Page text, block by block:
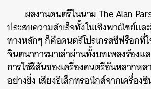
ผลงานดนตรีในนาม The Alan
ประสบความสำเร็จทั้งในเชิงพาณิชย์แล
ทางหลักๆ ก็คือดนตรีโปรเกรสซีฟร็อกที่ใ
จินตนาการมาเล่าผ่านทั้งบทเพลงร้องแ
การใช้สีสันของเครื่องดนตรีอันหลากหล
อย่างยิ่ง เสียงอิเล็กทรอนิกส์จากเครื่องซิ